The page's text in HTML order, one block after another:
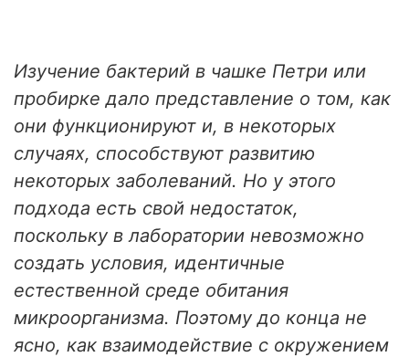
Изучение бактерий в чашке Петри или
пробирке дало представление о том, как
они функционируют и, в некоторых
случаях, способствуют развитию
некоторых заболеваний. Но у этого
подхода есть свой недостаток,
поскольку в лаборатории невозможно
создать условия, идентичные
естественной среде обитания
микроорганизма. Поэтому до конца не
ясно, как взаимодействие с окружением